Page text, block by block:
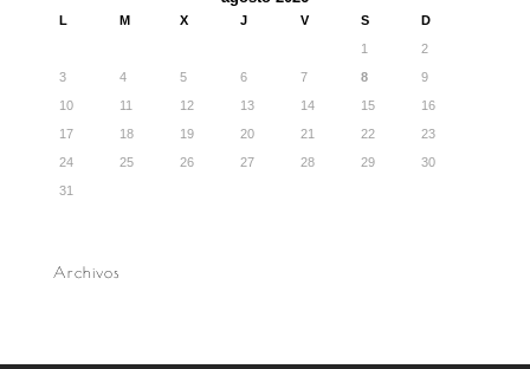
L M X J V S
D
1
2
3
4 5 6 7 8
9
10
11 12 13 14 15
16
17
18 19 20 21 22
23
24
25 26 27 28 29
30
31
Archivos